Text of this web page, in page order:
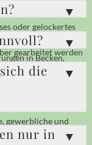
oder gelockertes
sich besonders
gearbeitet werden
in Becken,
Eine rechtzeitige
zu vermeiden.
die
gewerbliche und
das
nur in